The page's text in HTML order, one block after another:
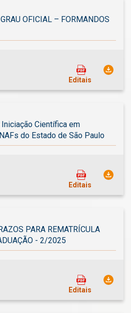
OFICIAL – FORMANDOS
Editais
Científica em
do Estado de São Paulo
Editais
PARA REMATRÍCULA
- 2/2025
Editais